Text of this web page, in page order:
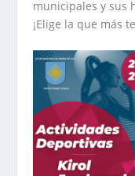
municipales y sus
¡Elige la que más